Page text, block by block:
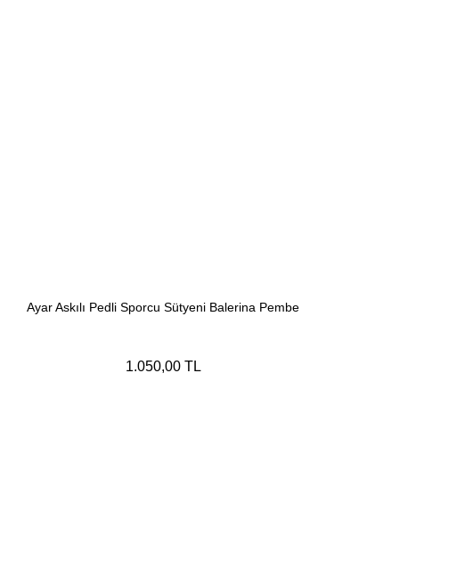
Ayar Askılı Pedli Sporcu Sütyeni Balerina Pembe
1.050,00 TL